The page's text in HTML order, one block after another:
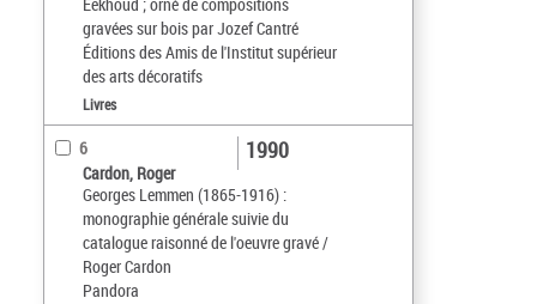
gravées sur bois par Jozef Cantré
Éditions des Amis de l'Institut supérieur
des arts décoratifs
Livres
6
Cardon, Roger
Georges Lemmen (1865-1916) :
monographie générale suivie du
catalogue raisonné de l'oeuvre gravé /
Roger Cardon
Pandora
1990